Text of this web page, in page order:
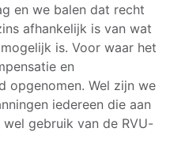
en we balen dat recht
afhankelijk is van wat
is. Voor waar het
en
opgenomen. Wel zijn we
iedereen die aan
gebruik van de RVU-